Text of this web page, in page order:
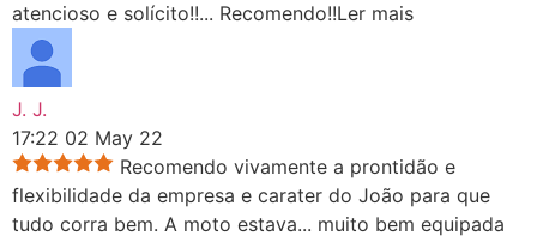
atencioso e solícito!!... Recomendo!!Ler mais
J. J.
17:22 02 May 22
Recomendo vivamente a prontidão e
flexibilidade da empresa e carater do João para que
tudo corra bem. A moto estava... muito bem equipada